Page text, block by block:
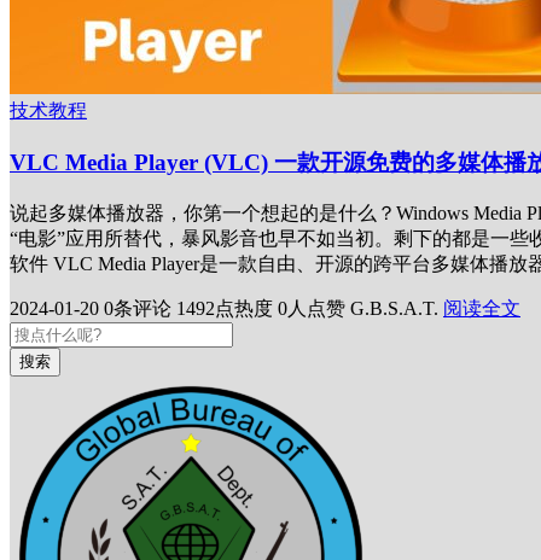
技术教程
VLC Media Player (VLC) 一款开源免费的多媒体播
说起多媒体播放器，你第一个想起的是什么？Windows Media
“电影”应用所替代，暴风影音也早不如当初。剩下的都是一
软件 VLC Media Player是一款自由、开源的跨平台多媒体播
2024-01-20 0条评论 1492点热度 0人点赞 G.B.S.A.T. 阅读全文
搜索